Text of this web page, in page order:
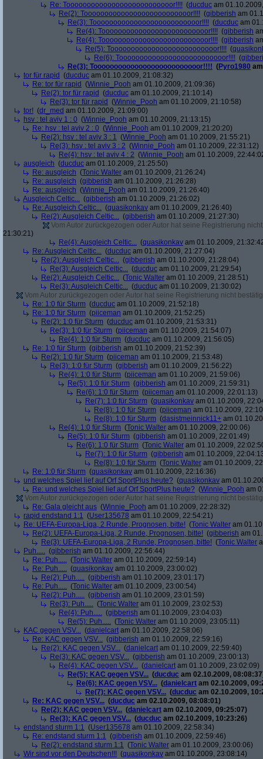
Re: Toooooooooooooooooooooooooor!!!! (ducduc am
Re(2): Toooooooooooooooooooooooooor!!!! (gibberish am
Re(3): Toooooooooooooooooooooooooor!!!! (ducduc am
Re(4): Toooooooooooooooooooooooooor!!!! (gibberish
Re(4): Toooooooooooooooooooooooooor!!!! (gibberish
Re(5): Toooooooooooooooooooooooooor!!!! (
Re(6): Toooooooooooooooooooooooooor!!!! (
Re(3): Toooooooooooooooooooooooooor!!!! (Pyro1980
tor für rapid (ducduc am 01.10.2009, 21:08:32)
Re: tor für rapid (Winnie_Pooh am 01.10.2009, 21:09:36)
Re(2): tor für rapid (ducduc am 01.10.2009, 21:10:14)
Re(3): tor für rapid (Winnie_Pooh am 01.10.2009, 21:10:58)
tor! (dr_med am 01.10.2009, 21:09:00)
hsv : tel aviv 1 : 0 (Winnie_Pooh am 01.10.2009, 21:13:15)
Re: hsv : tel aviv 2 : 0 (Winnie_Pooh am 01.10.2009, 21:20:20)
Re(2): hsv : tel aviv 3 : 1 (Winnie_Pooh am 01.10.2009, 21:55:21)
Re(3): hsv : tel aviv 3 : 2 (Winnie_Pooh am 01.10.2009, 22:31:12)
Re(4): hsv : tel aviv 4 : 2 (Winnie_Pooh am 01.10.2009,
ausgleich (ducduc am 01.10.2009, 21:25:50)
Re: ausgleich (Tonic Walter am 01.10.2009, 21:26:24)
Re: ausgleich (gibberish am 01.10.2009, 21:26:28)
Re: ausgleich (Winnie_Pooh am 01.10.2009, 21:26:40)
Ausgleich Celtic... (gibberish am 01.10.2009, 21:26:02)
Re: Ausgleich Celtic... (quasikonkav am 01.10.2009, 21:26:40)
Re(2): Ausgleich Celtic... (gibberish am 01.10.2009, 21:27:30)
Vom Autor zurückgezogen oder Autor hat seine Registrierung
21:30:21)
Re(4): Ausgleich Celtic... (quasikonkav am 01.10.2009,
Re: Ausgleich Celtic... (ducduc am 01.10.2009, 21:27:04)
Re(2): Ausgleich Celtic... (gibberish am 01.10.2009, 21:28:04)
Re(3): Ausgleich Celtic... (ducduc am 01.10.2009, 21:29:54)
Re(2): Ausgleich Celtic... (Tonic Walter am 01.10.2009, 21:28:51)
Re(3): Ausgleich Celtic... (ducduc am 01.10.2009, 21:30:02)
Vom Autor zurückgezogen oder Autor hat seine Registrierung nicht
Re: 1:0 für Sturm (ducduc am 01.10.2009, 21:52:18)
Re: 1:0 für Sturm (piiceman am 01.10.2009, 21:52:25)
Re(2): 1:0 für Sturm (ducduc am 01.10.2009, 21:53:31)
Re(3): 1:0 für Sturm (piiceman am 01.10.2009, 21:54:07)
Re(4): 1:0 für Sturm (ducduc am 01.10.2009, 21:56:05)
Re: 1:0 für Sturm (gibberish am 01.10.2009, 21:52:39)
Re(2): 1:0 für Sturm (piiceman am 01.10.2009, 21:53:48)
Re(3): 1:0 für Sturm (gibberish am 01.10.2009, 21:56:22)
Re(4): 1:0 für Sturm (piiceman am 01.10.2009, 21:59:06)
Re(5): 1:0 für Sturm (gibberish am 01.10.2009, 21:59:31)
Re(6): 1:0 für Sturm (piiceman am 01.10.2009, 22:01:13)
Re(7): 1:0 für Sturm (quasikonkav am 01.10.2009,
Re(8): 1:0 für Sturm (piiceman am 01.10.2009,
Re(8): 1:0 für Sturm (dasistmeinnick11+ am
Re(4): 1:0 für Sturm (Tonic Walter am 01.10.2009, 22:00:06)
Re(5): 1:0 für Sturm (gibberish am 01.10.2009, 22:01:49)
Re(6): 1:0 für Sturm (Tonic Walter am 01.10.2009,
Re(7): 1:0 für Sturm (gibberish am 01.10.2009,
Re(8): 1:0 für Sturm (Tonic Walter am 01.10.2009,
Re: 1:0 für Sturm (quasikonkav am 01.10.2009, 22:16:36)
und welches Spiel lief auf Orf SportPlus heute? (quasikonkav am
Re: und welches Spiel lief auf Orf SportPlus heute? (Winnie_Pooh am
Vom Autor zurückgezogen oder Autor hat seine Registrierung nicht
Re: Gala gleicht aus (Winnie_Pooh am 01.10.2009, 22:28:32)
rapid endstand 1:1 (User135678 am 01.10.2009, 22:54:21)
Re: UEFA-Europa-Liga, 2 Runde, Prognosen, bitte! (Tonic Walter am
Re(2): UEFA-Europa-Liga, 2 Runde, Prognosen, bitte! (gibberish am
Re(3): UEFA-Europa-Liga, 2 Runde, Prognosen, bitte! (Tonic Walter
Puh..... (gibberish am 01.10.2009, 22:56:44)
Re: Puh..... (Tonic Walter am 01.10.2009, 22:59:14)
Re: Puh..... (quasikonkav am 01.10.2009, 23:00:02)
Re(2): Puh..... (gibberish am 01.10.2009, 23:01:17)
Re: Puh..... (Tonic Walter am 01.10.2009, 23:00:54)
Re(2): Puh..... (gibberish am 01.10.2009, 23:01:59)
Re(3): Puh..... (Tonic Walter am 01.10.2009, 23:02:53)
Re(4): Puh..... (gibberish am 01.10.2009, 23:04:03)
Re(5): Puh..... (Tonic Walter am 01.10.2009, 23:05:11)
KAC gegen VSV... (danielcart am 01.10.2009, 22:58:06)
Re: KAC gegen VSV... (gibberish am 01.10.2009, 22:59:16)
Re(2): KAC gegen VSV... (danielcart am 01.10.2009, 22:59:40)
Re(3): KAC gegen VSV... (gibberish am 01.10.2009, 23:00:13)
Re(4): KAC gegen VSV... (danielcart am 01.10.2009, 23:02:09)
Re(5): KAC gegen VSV... (ducduc am 02.10.2009,
Re(6): KAC gegen VSV... (danielcart am 02.10.2009,
Re(7): KAC gegen VSV... (ducduc am 02.10.2009,
Re: KAC gegen VSV... (ducduc am 02.10.2009, 08:08:01)
Re(2): KAC gegen VSV... (danielcart am 02.10.2009, 09:25:07)
Re(3): KAC gegen VSV... (ducduc am 02.10.2009, 10:23:26)
endstand sturm 1:1 (User135678 am 01.10.2009, 22:58:34)
Re: endstand sturm 1:1 (gibberish am 01.10.2009, 22:59:46)
Re(2): endstand sturm 1:1 (Tonic Walter am 01.10.2009, 23:00:06)
Wir sind vor den Deutschen!!! (quasikonkav am 01.10.2009, 23:08:14)